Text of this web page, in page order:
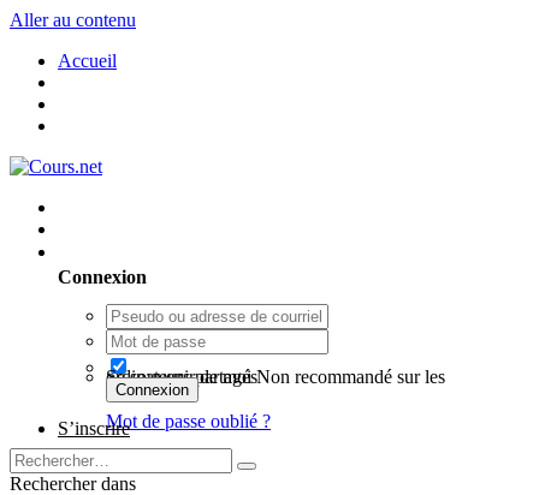
Aller au contenu
Accueil
Connexion
Se souvenir de moi
Non recommandé sur les ordinateurs partagés
Connexion
Mot de passe oublié ?
S’inscrire
Rechercher dans